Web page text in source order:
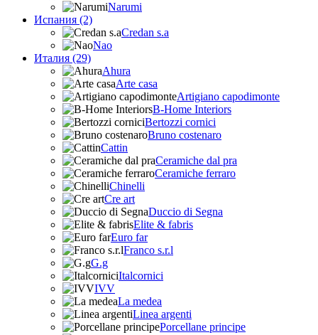
Narumi
Испания (2)
Credan s.a
Nao
Италия (29)
Ahura
Arte casa
Artigiano capodimonte
B-Home Interiors
Bertozzi cornici
Bruno costenaro
Cattin
Ceramiche dal pra
Ceramiche ferraro
Chinelli
Cre art
Duccio di Segna
Elite & fabris
Euro far
Franco s.r.l
G.g
Italcornici
IVV
La medea
Linea argenti
Porcellane principe